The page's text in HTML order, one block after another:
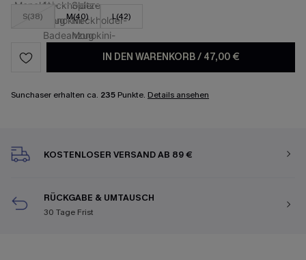
S(38) M(40) L(42)
IN DEN WARENKORB/ 47,00 €
Sunchaser erhalten ca. 235 Punkte. Details ansehen
KOSTENLOSER VERSAND AB 89 €
RÜCKGABE & UMTAUSCH
30 Tage Frist